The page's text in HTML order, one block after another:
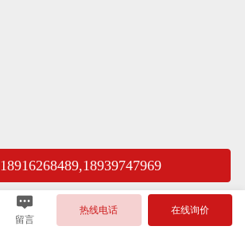
18916268489,18939747969
留言
热线电话 在线询价